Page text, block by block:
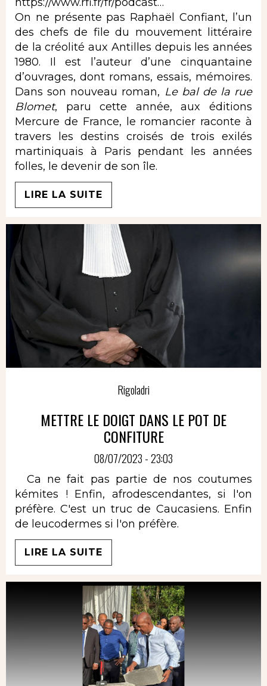
On ne présente pas Raphaël Confiant, l’un
des chefs de file du mouvement littéraire
de la créolité aux Antilles depuis les années
1980. Il est l’auteur d’une cinquantaine
d’ouvrages, dont romans, essais, mémoires.
Dans son nouveau roman, Le bal de la rue
Blomet, paru cette année, aux éditions
Mercure de France, le romancier raconte à
travers les destins croisés de trois exilés
martiniquais à Paris pendant les années
folles, le devenir de son île.
LIRE LA SUITE
Rigoladri
METTRE LE DOIGT DANS LE POT DE
CONFITURE
08/07/2023 - 23:03
Ca ne fait pas partie de nos coutumes
kémites ! Enfin, afrodescendantes, si l'on
préfère. C'est un truc de Caucasiens. Enfin
de leucodermes si l'on préfère.
LIRE LA SUITE